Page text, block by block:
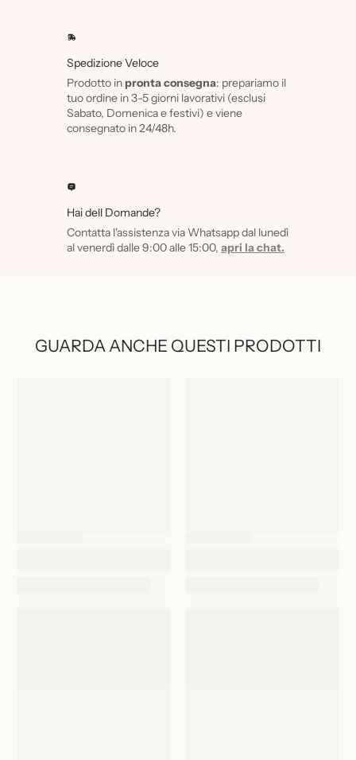
Spedizione Veloce
Prodotto inpronta consegna: prepariamo il
tuo ordine in 3-5 giorni lavorativi (esclusi
Sabato, Domenica e festivi) e viene
consegnato in 24/48h.
Hai dell Domande?
Contatta l'assistenza via Whatsapp dal lunedì
al venerdì dalle 9:00 alle 15:00, apri la chat.
GUARDA ANCHE QUESTI PRODOTTI